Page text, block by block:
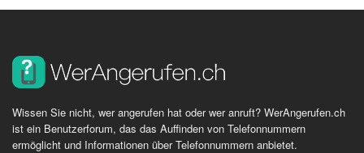
Wissen Sie nicht, wer angerufen hat oder wer anruft? WerAngerufen.ch
ist ein Benutzerforum, das das Auffinden von Telefonnummern
ermöglicht und Informationen über Telefonnummern anbietet.